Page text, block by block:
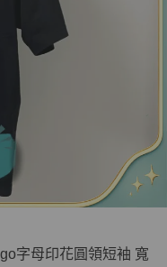
字母印花圓領短袖 寬